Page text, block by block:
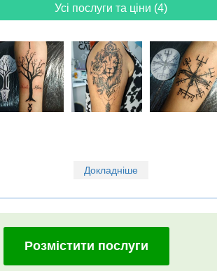
Усі послуги та ціни (4)
Докладніше
Розмістити послуги